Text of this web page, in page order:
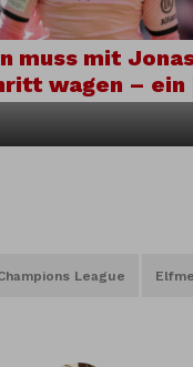
muss mit
wagen – ein
League